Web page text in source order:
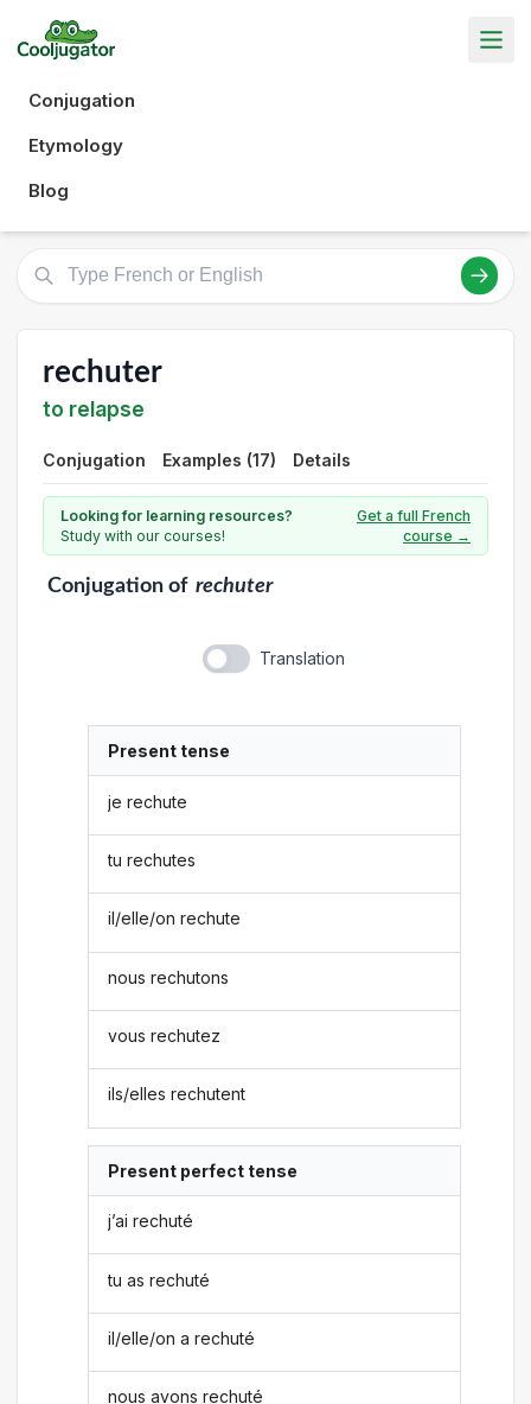
Conjugation
Etymology
Blog
rechuter
to relapse
Conjugation Examples (17) Details
Looking for learning resources?
Study with our courses!
Get a full French
course →
Conjugationof rechuter
Translation
Present tense
je rechute
tu rechutes
il/elle/on rechute
nous rechutons
vous rechutez
ils/elles rechutent
Present perfect tense
j’ai rechuté
tu as rechuté
il/elle/on a rechuté
nous avons rechuté